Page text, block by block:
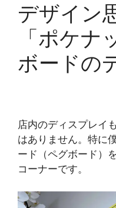
デザイン
「ポケナ
ボードの
店内のディスプレイ
はありません。特に
ード（ペグボード）
コーナーです。